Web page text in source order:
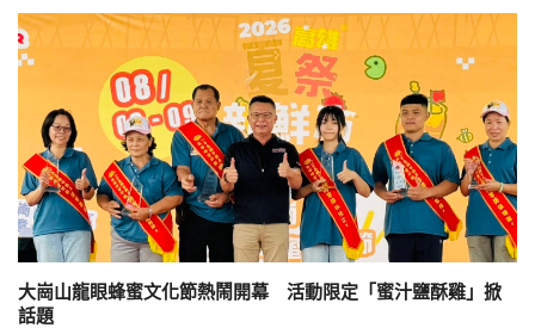
大崗山龍眼蜂蜜文化節熱鬧開幕 活動限定「蜜汁鹽酥雞」掀
話題